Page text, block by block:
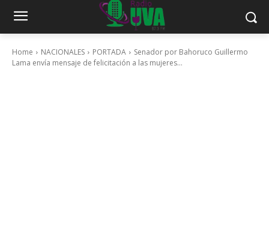
Home NACIONALES PORTADA
Senador por Bahoruco Guillermo
Lama envía mensaje de felicitación a las mujeres...